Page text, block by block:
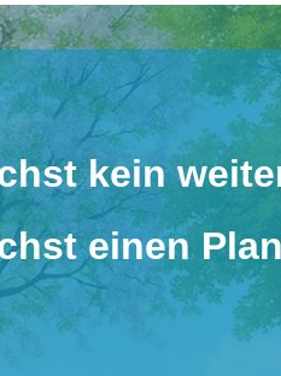
kein
einen